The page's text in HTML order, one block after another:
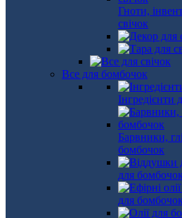
Гноти,
свічок
Все для бомбочок
Інгредієнти
Барвники,
бомбочок
для бомбочок
для бомбочок